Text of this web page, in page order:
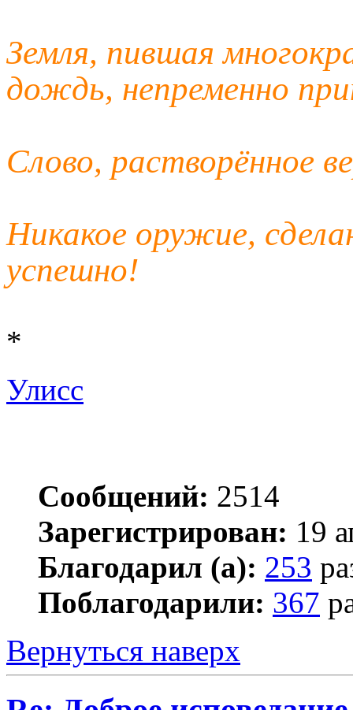
Земля, пившая
дождь, непременно
Слово, растворённое
Никакое оружие,
успешно!
*
Улисс
Сообщений: 2514
Зарегистрирован: 19
Благодарил (а): 253
Поблагодарили: 367
Вернуться наверх